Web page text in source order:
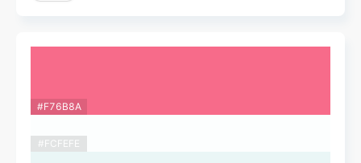
#F76B8A
#FCFEFE